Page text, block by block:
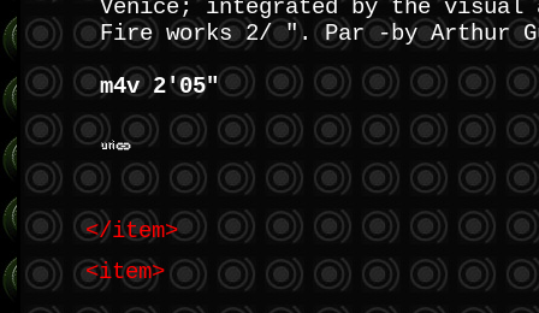
Venice; integrated by the
Fire works 2/ ". Par -by Arthur
m4v 2'05"
</item>
<item>